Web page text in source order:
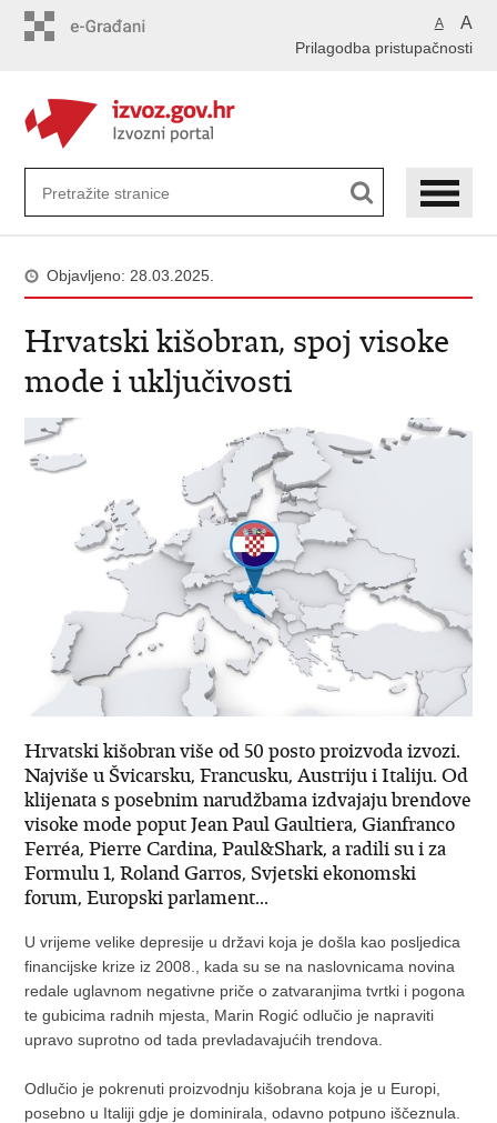
A A
Prilagodba pristupačnosti
Objavljeno: 28.03.2025.
Hrvatski kišobran, spoj visoke
mode i uključivosti
Hrvatski kišobran više od 50 posto proizvoda izvozi.
Najviše u Švicarsku, Francusku, Austriju i Italiju. Od
klijenata s posebnim narudžbama izdvajaju brendove
visoke mode poput Jean Paul Gaultiera, Gianfranco
Ferréa, Pierre Cardina, Paul&Shark, a radili su i za
Formulu 1, Roland Garros, Svjetski ekonomski
forum, Europski parlament...
U vrijeme velike depresije u državi koja je došla kao posljedica
financijske krize iz 2008., kada su se na naslovnicama novina
redale uglavnom negativne priče o zatvaranjima tvrtki i pogona
te gubicima radnih mjesta, Marin Rogić odlučio je napraviti
upravo suprotno od tada prevladavajućih trendova.
Odlučio je pokrenuti proizvodnju kišobrana koja je u Europi,
posebno u Italiji gdje je dominirala, odavno potpuno iščeznula.